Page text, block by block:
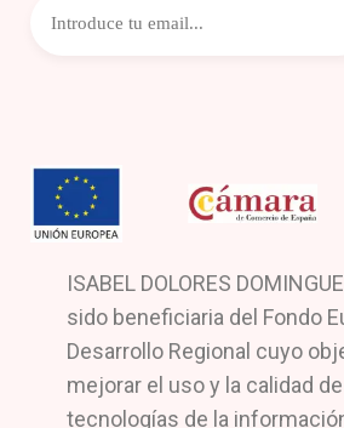
ISABEL DOLORES
sido beneficiaria del Fondo
Desarrollo Regional cuyo
mejorar el uso y la calidad
tecnologías de la